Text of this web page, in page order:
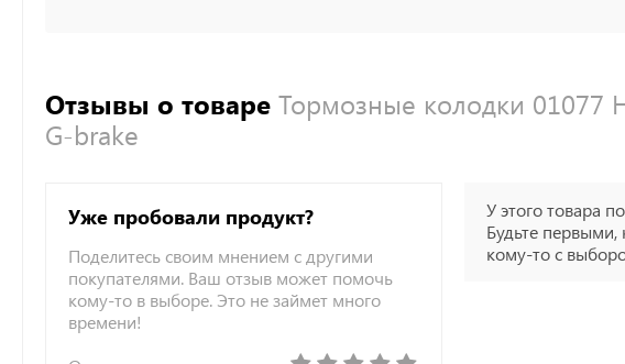
Отзывы о товаре Тормозные колодки 01077
G-brake
Уже пробовали продукт?
Поделитесь своим мнением с другими
покупателями. Ваш отзыв может помочь
кому-то в выборе. Это не займет много
времени!
У этого товара
Будьте первыми,
кому-то с